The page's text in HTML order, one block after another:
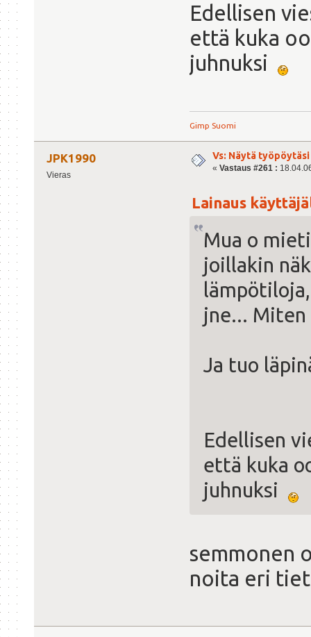
Edellisen
että kuka
juhnuksi
Gimp Suomi
JPK1990
Vieras
Vs: Näytä työpöytäsi
« Vastaus #261 :
Lainaus
Mua o
joillakin
jne...
Ja tuo
Edellisen
että kuka
juhnuksi
semmonen
noita eri